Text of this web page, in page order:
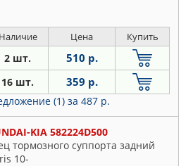
Наличие Цена Купить
2 шт. 510 р.
16 шт. 359 р.
(1) за 487 р.
KIA 582224D500
тормозного суппорта задний
10-